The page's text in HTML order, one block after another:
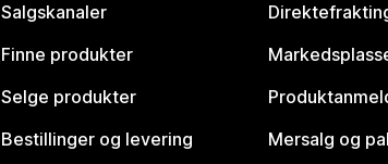
Salgskanaler
Finne produkter
Selge produkter
Bestillinger og levering
Mersalg og